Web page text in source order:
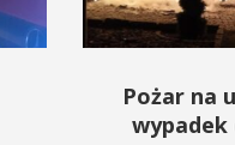
Pożar na
wypadek